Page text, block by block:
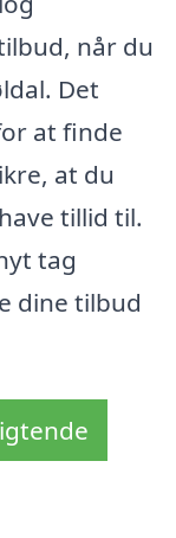
når du
Det
at finde
at du
tillid til.
tag
dine tilbud